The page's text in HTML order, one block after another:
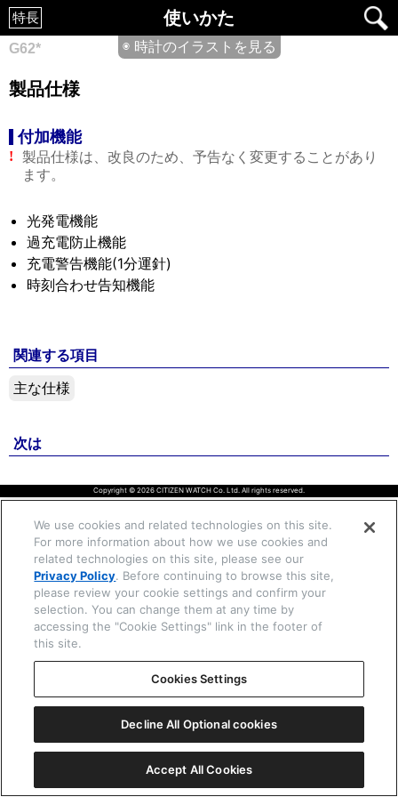
使いかた
特長
◉ 時計のイラストを見る
G62*
製品仕様
付加機能
!
製品仕様は、改良のため、予告なく変更することがあり
ます。
光発電機能
過充電防止機能
充電警告機能(1分運針)
時刻合わせ告知機能
関連する項目
主な仕様
次は
Copyright © 2026 CITIZEN WATCH Co. Ltd. All rights reserved.
We use cookies and related technologies on this site.
For more information about how we use cookies and
related technologies on this site, please see our
Privacy Policy. Before continuing to browse this site,
please review your cookie settings and confirm your
selection. You can change them at any time by
accessing the "Cookie Settings" link in the footer of
this site.
Cookies Settings
Decline All Optional cookies
Accept All Cookies